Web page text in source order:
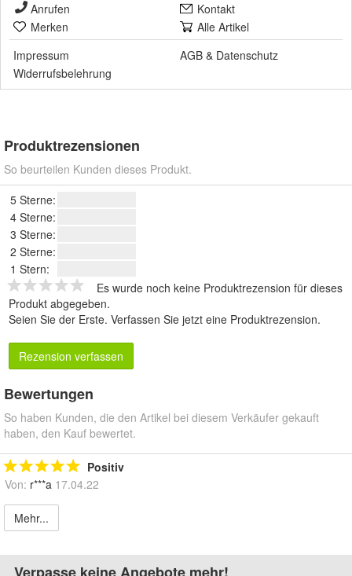
Anrufen
Kontakt
Merken
Alle Artikel
Impressum
AGB & Datenschutz
Widerrufsbelehrung
Produktrezensionen
So beurteilen Kunden dieses Produkt.
5 Sterne:
4 Sterne:
3 Sterne:
2 Sterne:
1 Stern:
Es wurde noch keine Produktrezension für dieses
Produkt abgegeben.
Seien Sie der Erste. Verfassen Sie jetzt eine Produktrezension.
Rezension verfassen
Bewertungen
So haben Kunden, die den Artikel bei diesem Verkäufer gekauft
haben, den Kauf bewertet.
Positiv
Von: r***a 17.04.22
Mehr...